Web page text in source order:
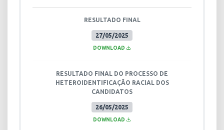
27/05/2025
RESULTADO FINAL
DOWNLOAD
26/05/2025
RESULTADO FINAL DO PROCESSO DE
HETEROIDENTIFICAÇÃO RACIAL DOS
CANDIDATOS
DOWNLOAD